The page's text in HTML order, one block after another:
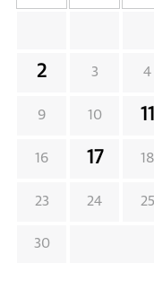
2 3 4
9 10 11
16 17 18
23 24 25
30